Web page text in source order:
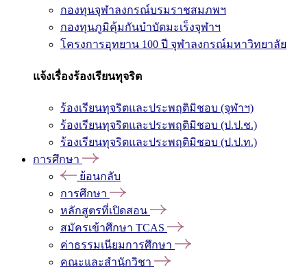
กองทุนจุฬาลงกรณ์บรมราชสมภพฯ
กองทุนภูมิคุ้มกันบำบัดมะเร็งจุฬาฯ
โครงการอุทยาน 100 ปี จุฬาลงกรณ์มหาวิทยาลัย
แจ้งเรื่องร้องเรียนทุจริต
ร้องเรียนทุจริตและประพฤติมิชอบ (จุฬาฯ)
ร้องเรียนทุจริตและประพฤติมิชอบ (ป.ป.ช.)
ร้องเรียนทุจริตและประพฤติมิชอบ (ป.ป.ท.)
การศึกษา
ย้อนกลับ
การศึกษา
หลักสูตรที่เปิดสอน
สมัครเข้าศึกษา TCAS
ค่าธรรมเนียมการศึกษา
คณะและสำนักวิชา